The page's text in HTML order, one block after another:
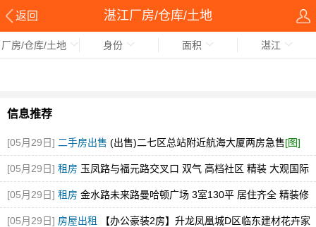
返回 湛江厂房/仓库/土地
厂房/仓库/土地 身份 面积 湛江
信息推荐
[05月29日] 二手房出售 (出售)二七区总站附近航海大厦两房急售[图]
[05月29日] 租房 玉凤路与福元路交叉口 双气 高档社区 精装 大观国际
[图]
[05月29日] 租房 金水路未来路曼哈顿广场 3室130平 居住齐全 精装修
随时看[图]
[05月29日] 房屋出租 【办公豪装2房】升龙凤凰城D区临东建材花卉家